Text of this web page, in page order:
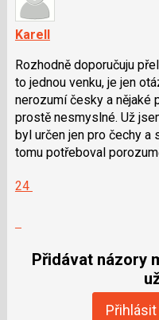
KarelI
Rozhodně doporučuju
to jednou venku, je jen
nerozumí česky a nějaké
prostě nesmyslné. Už
byl určen jen pro čechy a
tomu potřeboval
24
jako
Přidávat názory
Přihlásit